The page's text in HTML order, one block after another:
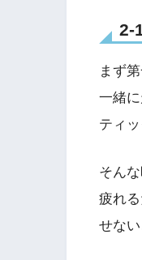
2-
まず
一緒
ティ
そん
疲れ
せな